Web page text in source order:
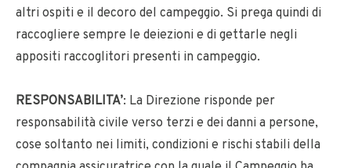
altri ospiti e il decoro del campeggio. Si prega quindi di
raccogliere sempre le deiezioni e di gettarle negli
appositi raccoglitori presenti in campeggio.
RESPONSABILITA’: La Direzione risponde per
responsabilità civile verso terzi e dei danni a persone,
cose soltanto nei limiti, condizioni e rischi stabili della